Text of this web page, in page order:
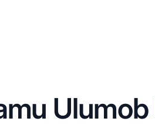
Ulumob